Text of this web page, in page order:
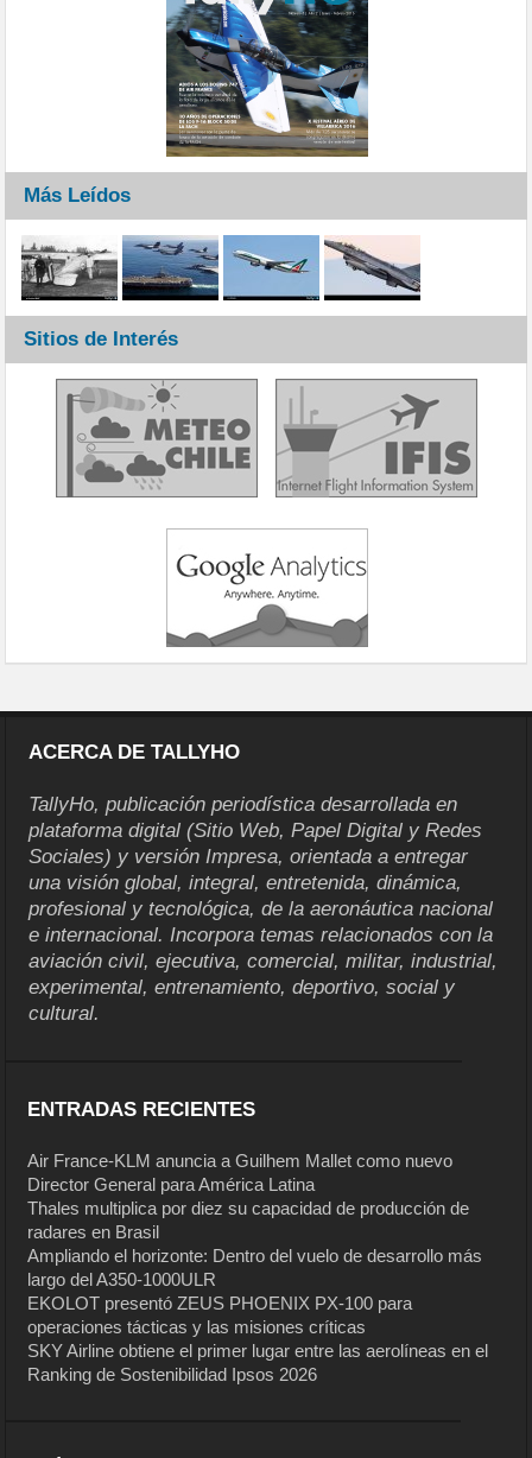
Más Leídos
Sitios de Interés
ACERCA DE TALLYHO
TallyHo, publicación periodística desarrollada en
plataforma digital (Sitio Web, Papel Digital y Redes
Sociales) y versión Impresa, orientada a entregar
una visión global, integral, entretenida, dinámica,
profesional y tecnológica, de la aeronáutica nacional
e internacional. Incorpora temas relacionados con la
aviación civil, ejecutiva, comercial, militar, industrial,
experimental, entrenamiento, deportivo, social y
cultural.
ENTRADAS RECIENTES
Air France-KLM anuncia a Guilhem Mallet como nuevo
Director General para América Latina
Thales multiplica por diez su capacidad de producción de
radares en Brasil
Ampliando el horizonte: Dentro del vuelo de desarrollo más
largo del A350-1000ULR
EKOLOT presentó ZEUS PHOENIX PX-100 para
operaciones tácticas y las misiones críticas
SKY Airline obtiene el primer lugar entre las aerolíneas en el
Ranking de Sostenibilidad Ipsos 2026